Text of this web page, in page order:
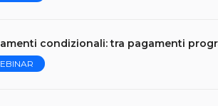
condizionali: tra pagamenti